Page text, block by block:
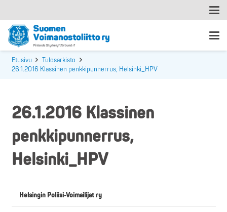
Etusivu
Tulosarkisto
26.1.2016 Klassinen penkkipunnerrus, Helsinki_HPV
26.1.2016 Klassinen
penkkipunnerrus,
Helsinki_HPV
Helsingin Poliisi-Voimailijat ry